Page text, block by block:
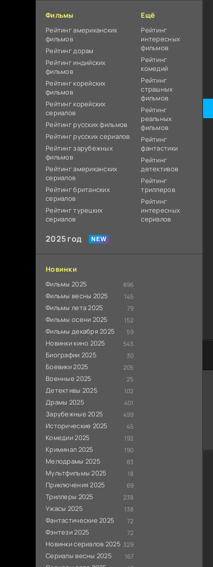
Фильмы
Рейтинг американских
фильмов
Рейтинг дорам
Рейтинг индийских
фильмов
Рейтинг корейских
фильмов
Рейтинг корейских
сериалов
Рейтинг русских фильмов
Рейтинг русских сериалов
Рейтинг зарубежных
фильмов
Рейтинг американских
сериалов
Рейтинг британских
сериалов
Рейтинг турецких
сериалов
Ещё
Рейтинг
интересных
фильмов
Рейтинг
комедий
Рейтинг
страшных
фильмов
Рейтинг
реальных
фильмов
Рейтинг
фантастики
Рейтинг
детективов
Рейтинг
триллеров
Рейтинг
интересных
сериалов
2025 год
Новинки
Фильмы 2025 896
Фильмы весны 2025 145
Фильмы лета 2025 79
Фильмы осени 2025 152
Фильмы декабря 2025 59
Новинки кино 2025 543
Биографии 2025 30
Боевики 2025 205
Военные 2025 25
Детективы 2025 102
Драмы 2025 401
Зарубежные 2025 499
Исторические 2025 45
Комедии 2025 192
Криминал 2025 190
Мелодрамы 2025 83
Мультфильмы 2025 18
Приключения 2025 69
Триллеры 2025 238
Ужасы 2025 138
Фантастические 2025 72
Фэнтези 2025 72
Новинки сериалов 2025 329
Сериалы весны 2025 167